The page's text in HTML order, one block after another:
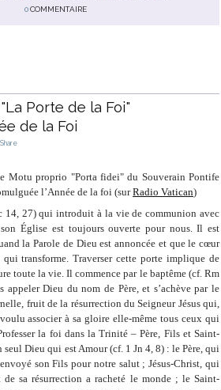
0 COMMENTAIRE
Porte de la Foi"
de la Foi
Share
Motu proprio "Porta fidei" du Souverain Pontife
l’Année de la foi (surRadio Vatican)
14, 27) qui introduit à la vie de communion avec
Église est toujours ouverte pour nous. Il est
la Parole de Dieu est annoncée et que le cœur
transforme. Traverser cette porte implique de
toute la vie. Il commence par le baptême (cf. Rm
Dieu du nom de Père, et s’achève par le
fruit de la résurrection du Seigneur Jésus qui,
associer à sa gloire elle-même tous ceux qui
la foi dans la Trinité – Père, Fils et Saint-
Dieu qui est Amour (cf. 1 Jn 4, 8) : le Père, qui
son Fils pour notre salut ; Jésus-Christ, qui
sa résurrection a racheté le monde ; le Saint-